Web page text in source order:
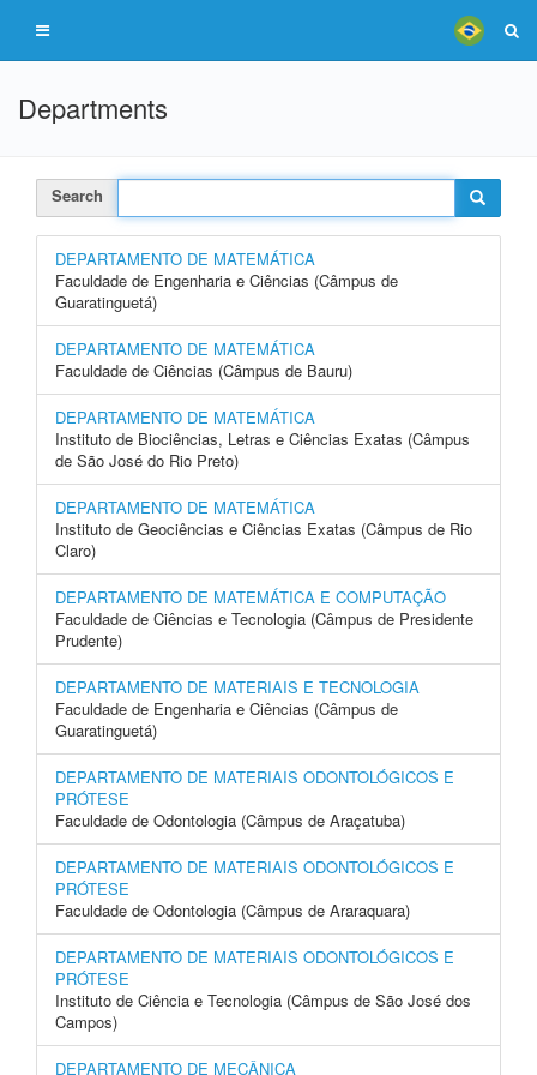
Departments
Search
DEPARTAMENTO DE MATEMÁTICA
Faculdade de Engenharia e Ciências (Câmpus de
Guaratinguetá)
DEPARTAMENTO DE MATEMÁTICA
Faculdade de Ciências (Câmpus de Bauru)
DEPARTAMENTO DE MATEMÁTICA
Instituto de Biociências, Letras e Ciências Exatas (Câmpus
de São José do Rio Preto)
DEPARTAMENTO DE MATEMÁTICA
Instituto de Geociências e Ciências Exatas (Câmpus de Rio
Claro)
DEPARTAMENTO DE MATEMÁTICA E COMPUTAÇÃO
Faculdade de Ciências e Tecnologia (Câmpus de Presidente
Prudente)
DEPARTAMENTO DE MATERIAIS E TECNOLOGIA
Faculdade de Engenharia e Ciências (Câmpus de
Guaratinguetá)
DEPARTAMENTO DE MATERIAIS ODONTOLÓGICOS E
PRÓTESE
Faculdade de Odontologia (Câmpus de Araçatuba)
DEPARTAMENTO DE MATERIAIS ODONTOLÓGICOS E
PRÓTESE
Faculdade de Odontologia (Câmpus de Araraquara)
DEPARTAMENTO DE MATERIAIS ODONTOLÓGICOS E
PRÓTESE
Instituto de Ciência e Tecnologia (Câmpus de São José dos
Campos)
DEPARTAMENTO DE MECÂNICA